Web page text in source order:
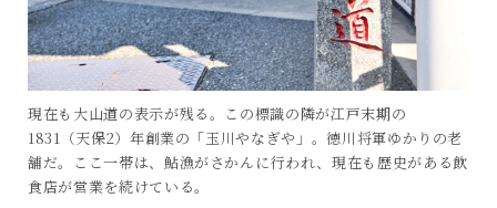
現在も大山道の表示が残る。この標識の隣が江戸末期の
1831（天保2）年創業の「玉川やなぎや」。徳川将軍ゆかりの老
舗だ。ここ一帯は、鮎漁がさかんに行われ、現在も歴史がある飲
食店が営業を続けている。